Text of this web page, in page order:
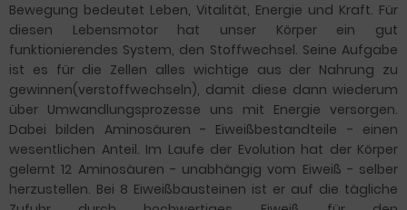
Bewegung bedeutet Leben, Vitalität, Energie und Kraft. Für
diesen Lebensmotor hat unser Körper ein gut
funktionierendes System, den Stoffwechsel. Seine Aufgabe
ist es für die Zellen alles wichtige aus der Nahrung zu
gewinnen(verstoffwechseln), damit diese dann wiederum
über Umwandlungsprozesse uns mit Energie versorgen.
Dabei bilden Aminosäuren - Eiweißbestandteile - einen
wesentlichen Anteil. Im Laufe der Evolution hat der Körper
gelernt 12 Aminosäuren - unabhängig vom Eiweiß - selber
herzustellen. Bei 8 Eiweißbausteinen ist er auf die tägliche